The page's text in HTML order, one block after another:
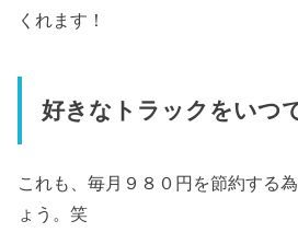
くれます！
好きなトラックをいつ
これも、毎月９８０円を節約する
ょう。笑